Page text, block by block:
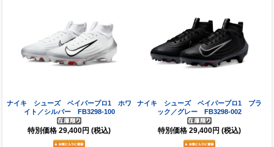
ナイキ シューズ ベイパープロ1 ホワ
イト／シルバー FB3298-100
特別価格 29,400円 (税込)
ナイキ シューズ ベイパープロ1 ブラ
ック／グレー FB3298-002
特別価格 29,400円 (税込)